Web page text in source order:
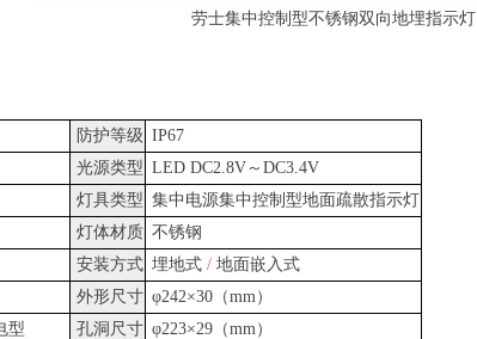
型不锈钢双向地埋指示灯
防护等级 IP67
光源类型 LED DC2.8V～DC3.4V
灯具类型 集中电源集中控制型地面疏散指示灯
灯体材质 不锈钢
安装方式 埋地式 / 地面嵌入式
外形尺寸 φ242×30（mm）
型 孔洞尺寸 φ223×29（mm）